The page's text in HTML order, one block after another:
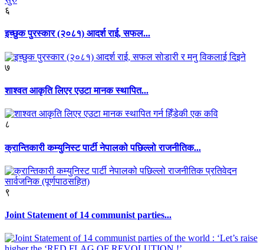
६
इच्छुक पुरस्कार (२०८१) आदर्श राई, सफल...
७
शाश्वत आकृति लिएर एउटा मानक स्थापित...
८
क्रान्तिकारी कम्युनिस्ट पार्टी नेपालको पछिल्लो राजनीतिक...
९
Joint Statement of 14 communist parties...